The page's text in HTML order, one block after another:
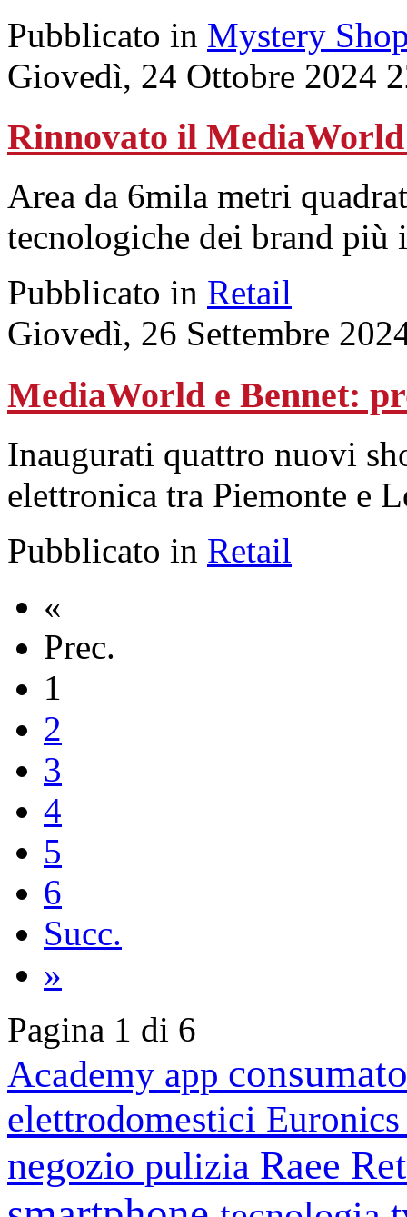
Pubblicato in Mystery
Giovedì, 24 Ottobre 2024
Rinnovato il
Area da 6mila metri
tecnologiche dei brand più
Pubblicato in Retail
Giovedì, 26 Settembre
MediaWorld e Bennet:
Inaugurati quattro nuovi
elettronica tra Piemonte e
Pubblicato in Retail
«
Prec.
1
2
3
4
5
6
Succ.
»
Pagina 1 di 6
Academy app
elettrodomestici
negozio pulizia Raee